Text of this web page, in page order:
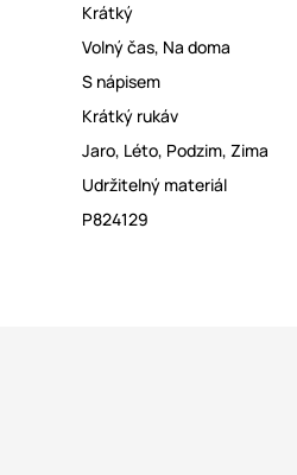
Krátký
Volný čas, Na doma
S nápisem
Krátký rukáv
Jaro, Léto, Podzim, Zima
Udržitelný materiál
P824129